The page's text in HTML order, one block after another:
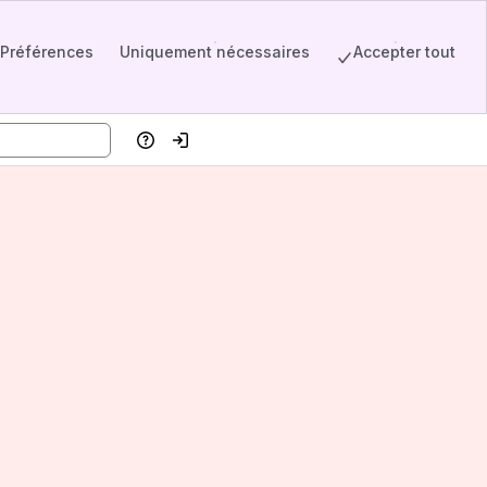
Préférences Uniquement nécessaires Accepter tout
AideSe connecter